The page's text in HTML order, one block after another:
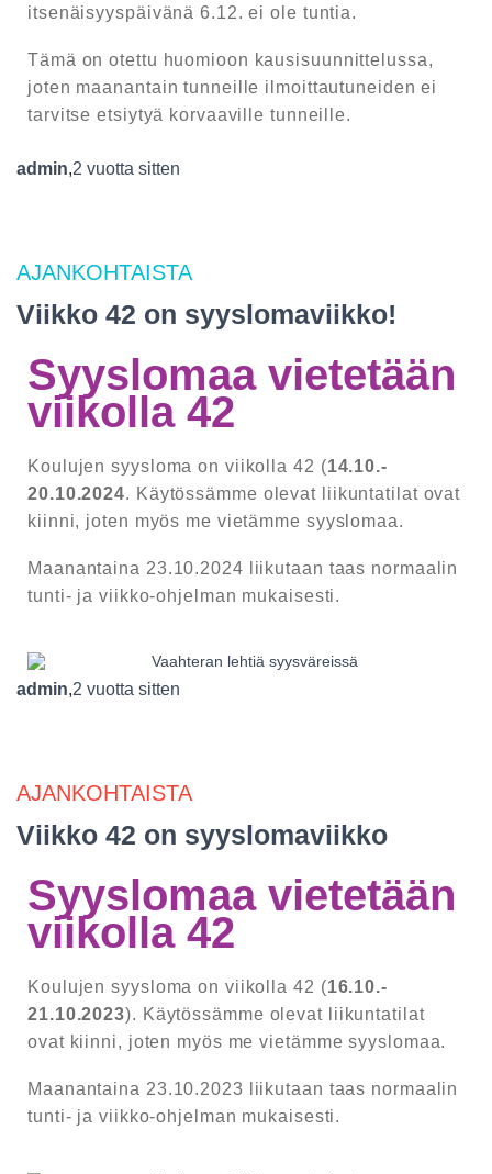
itsenäisyyspäivänä 6.12. ei ole tuntia.
Tämä on otettu huomioon kausisuunnittelussa,
joten maanantain tunneille ilmoittautuneiden ei
tarvitse etsiytyä korvaaville tunneille.
admin,2 vuotta sitten
AJANKOHTAISTA
Viikko 42 on syyslomaviikko!
Syyslomaa vietetään
viikolla 42
Koulujen syysloma on viikolla 42 (14.10.-
20.10.2024. Käytössämme olevat liikuntatilat ovat
kiinni, joten myös me vietämme syyslomaa.
Maanantaina 23.10.2024 liikutaan taas normaalin
tunti- ja viikko-ohjelman mukaisesti.
admin,2 vuotta sitten
AJANKOHTAISTA
Viikko 42 on syyslomaviikko
Syyslomaa vietetään
viikolla 42
Koulujen syysloma on viikolla 42 (16.10.-
21.10.2023). Käytössämme olevat liikuntatilat
ovat kiinni, joten myös me vietämme syyslomaa.
Maanantaina 23.10.2023 liikutaan taas normaalin
tunti- ja viikko-ohjelman mukaisesti.